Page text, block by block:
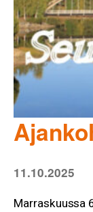
11.10.2025
Marraskuussa